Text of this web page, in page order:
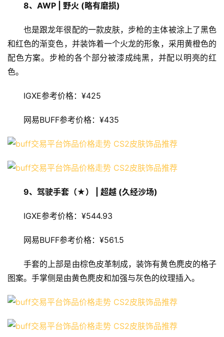
8、 AWP | 野火 (略有磨损)
也是跟龙年很配的一款皮肤，步枪的主体被涂上了黑色
和红色的渐变色，并装饰着一个火龙的形象，采用黄橙色的
配色方案。步枪的各个部分被漆成纯黑，并配以明亮的红
色。
IGXE参考价格：¥425
网易BUFF参考价格：¥435
9、 驾驶手套（★） | 超越 (久经沙场)
IGXE参考价格：¥544.93
网易BUFF参考价格：¥561.5
手套的上部是由棕色皮革制成，装饰有黄色麂皮的格子
图案。手掌侧是由黄色麂皮和加强与灰色的纹理插入。